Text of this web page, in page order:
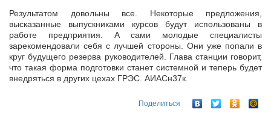
Результатом довольны все. Некоторые предложения,
высказанные выпускниками курсов будут использованы в
работе предприятия. А сами молодые специалисты
зарекомендовали себя с лучшей стороны. Они уже попали в
круг будущего резерва руководителей. Глава станции говорит,
что такая форма подготовки станет системной и теперь будет
внедряться в других цехах ГРЭС. АИАСн37к.
Поделиться